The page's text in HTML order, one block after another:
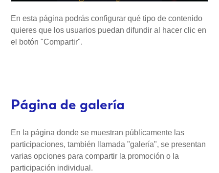
En esta página podrás configurar qué tipo de contenido
quieres que los usuarios puedan difundir al hacer clic en
el botón "Compartir".
Página de galería
En la página donde se muestran públicamente las
participaciones, también llamada "galería", se presentan
varias opciones para compartir la promoción o la
participación individual.